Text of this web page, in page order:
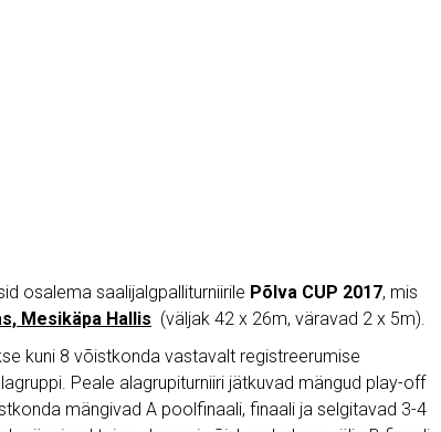
osalema saalijalgpalliturniirile Põlva CUP 2017, mis
Mesikäpa Hallis (väljak 42 x 26m, väravad 2 x 5m).
kuni 8 võistkonda vastavalt registreerumise
Peale alagrupiturniiri jätkuvad mängud play-off
mängivad A poolfinaali, finaali ja selgitavad 3-4